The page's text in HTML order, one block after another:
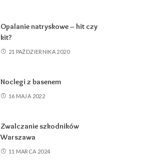
Opalanie natryskowe – hit czy
kit?
21 PAŹDZIERNIKA 2020
Noclegi z basenem
16 MAJA 2022
Zwalczanie szkodników
Warszawa
11 MARCA 2024